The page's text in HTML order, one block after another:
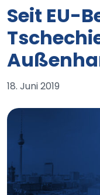
Seit EU-
18. Juni 2019